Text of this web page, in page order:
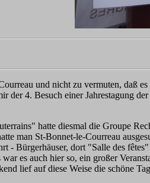
und nicht zu vermuten, daß
der 4. Besuch einer Jahrestagung
hatte diesmal die Groupe
man St-Bonnet-le-Courreau
- Bürgerhäuser, dort "Salle des
es auch hier so, ein großer
lief auf diese Weise die schöne